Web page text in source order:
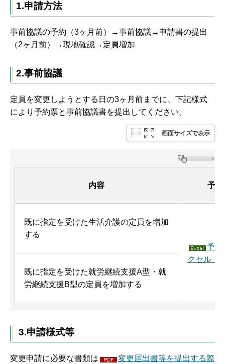
1.申請方法
事前協議の予約（3ヶ月前）→事前協議→申請書の提出
（2ヶ月前）→現地確認→定員増加
2.事前協議
定員を変更しようとする日の3ヶ月前までに、下記様式
により予約票と事前協議書を提出してください。
画面サイズで表示
内容 予約
既に指定を受けた生活介護の定員を増加
する
予約
クセル：
既に指定を受けた就労継続支援A型・就
労継続支援B型の定員を増加する
3.申請様式等
変更申請に必要な書類は
変更届出書等を提出する際